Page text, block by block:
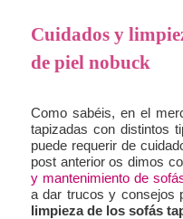
Cuidados y
de piel nobuck
Como sabéis, en el
tapizadas con distintos
puede requerir de
post anterior os dimos
y mantenimiento de
a dar trucos y consejos
limpieza de los sofás